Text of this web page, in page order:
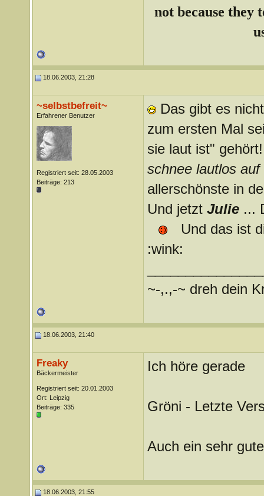
not because they
18.06.2003, 21:28
~selbstbefreit~
Erfahrener Benutzer
Registriert seit: 28.05.2003
Beiträge: 213
Das gibt es
zum ersten Mal
sie laut ist"
schnee lautlos
allerschönste in
Und jetzt Julie...
Und das ist
:wink:
~-,.,-~ dreh dein
18.06.2003, 21:40
Freaky
Bäckermeister
Registriert seit: 20.01.2003
Ort: Leipzig
Beiträge: 335
Ich höre gerade
Gröni - Letzte
Auch ein sehr
18.06.2003, 21:55